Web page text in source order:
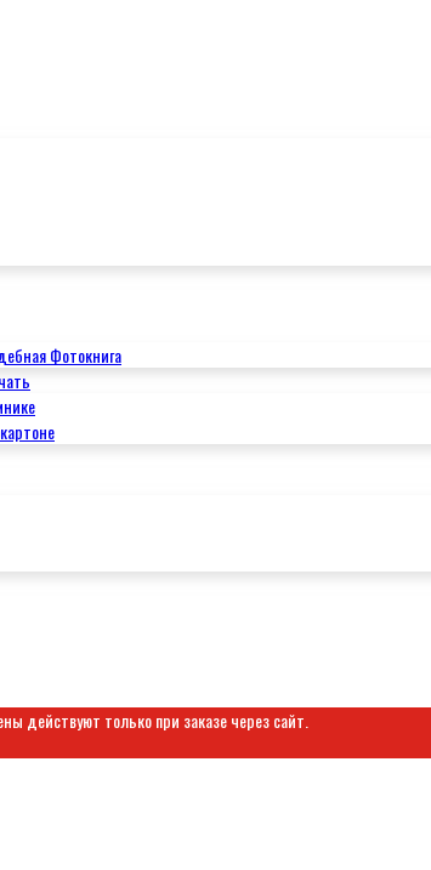
Фотокнига
действуют только при заказе через сайт.